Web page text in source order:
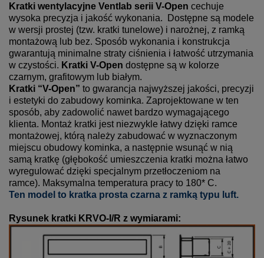
Kratki wentylacyjne Ventlab serii V-Open cechuje
wysoka precyzja i jakość wykonania. Dostępne są modele
w wersji prostej (tzw. kratki tunelowe) i narożnej, z ramką
montażową lub bez. Sposób wykonania i konstrukcja
gwarantują minimalne straty ciśnienia i łatwość utrzymania
w czystości. Kratki V-Open dostępne są w kolorze
czarnym, grafitowym lub białym.
Kratki “V-Open” to gwarancja najwyższej jakości, precyzji
i estetyki do zabudowy kominka. Zaprojektowane w ten
sposób, aby zadowolić nawet bardzo wymagającego
klienta. Montaż kratki jest niezwykle łatwy dzięki ramce
montażowej, którą należy zabudować w wyznaczonym
miejscu obudowy kominka, a następnie wsunąć w nią
samą kratkę (głębokość umieszczenia kratki można łatwo
wyregulować dzięki specjalnym przetłoczeniom na
ramce). Maksymalna temperatura pracy to 180* C.
Ten model to kratka prosta czarna z ramką typu luft.
Rysunek kratki KRVO-I/R z wymiarami: